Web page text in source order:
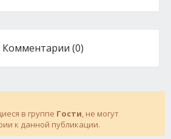
Комментарии (0)
в группе Гости, не могут
к данной публикации.